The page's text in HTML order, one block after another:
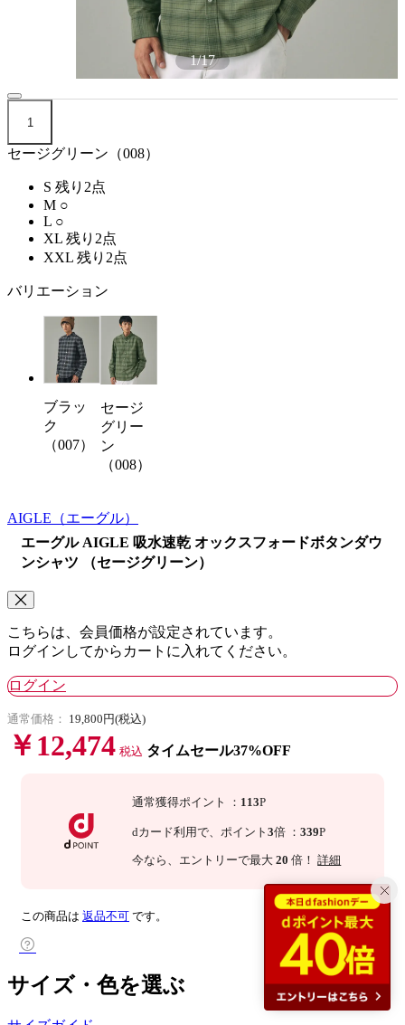
1/17
1
セージグリーン（008）
S 残り2点
M ○
L ○
XL 残り2点
XXL 残り2点
バリエーション
ブラッ
ク
（007）
セージ
グリー
ン
（008）
AIGLE （エーグル）
エーグル AIGLE 吸水速乾 オックスフォードボタンダウ
ンシャツ （セージグリーン）
こちらは、会員価格が設定されています。
ログインしてからカートに入れてください。
ログイン
通常価格： 19,800円(税込)
￥12,474 税込 タイムセール37%OFF
通常獲得ポイント ： 113P
dカード利用で、 ポイント3倍 ：339P
今なら 、エントリーで最大 20 倍！詳細
この商品は 返品不可 です。
サイズ・色を選ぶ